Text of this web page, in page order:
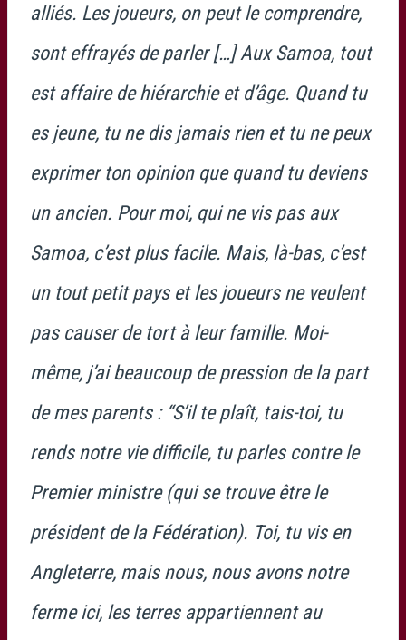
alliés. Les joueurs, on peut le comprendre,
sont effrayés de parler […] Aux Samoa, tout
est affaire de hiérarchie et d’âge. Quand tu
es jeune, tu ne dis jamais rien et tu ne peux
exprimer ton opinion que quand tu deviens
un ancien. Pour moi, qui ne vis pas aux
Samoa, c’est plus facile. Mais, là-bas, c’est
un tout petit pays et les joueurs ne veulent
pas causer de tort à leur famille. Moi-
même, j’ai beaucoup de pression de la part
de mes parents : “S’il te plaît, tais-toi, tu
rends notre vie difficile, tu parles contre le
Premier ministre (qui se trouve être le
président de la Fédération). Toi, tu vis en
Angleterre, mais nous, nous avons notre
ferme ici, les terres appartiennent au